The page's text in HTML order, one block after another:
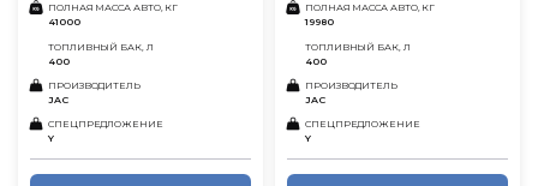
ПОЛНАЯ МАССА АВТО, КГ
41000
ТОПЛИВНЫЙ БАК, Л
400
ПРОИЗВОДИТЕЛЬ
JAC
СПЕЦПРЕДЛОЖЕНИЕ
Y
ПОЛНАЯ МАССА АВТО, КГ
19980
ТОПЛИВНЫЙ БАК, Л
400
ПРОИЗВОДИТЕЛЬ
JAC
СПЕЦПРЕДЛОЖЕНИЕ
Y